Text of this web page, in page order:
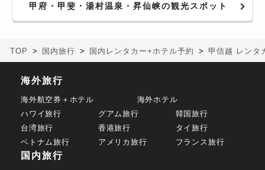
甲府・甲斐・湯村温泉・昇仙峡の観光スポット
TOP 国内旅行 国内レンタカー+ホテル予約 甲信越 レンタ
海外旅行
海外航空券＋ホテル
海外ホテル
ハワイ旅行
グアム旅行
韓国旅行
台湾旅行
香港旅行
タイ旅行
ベトナム旅行
アメリカ旅行 フランス旅行
国内旅行